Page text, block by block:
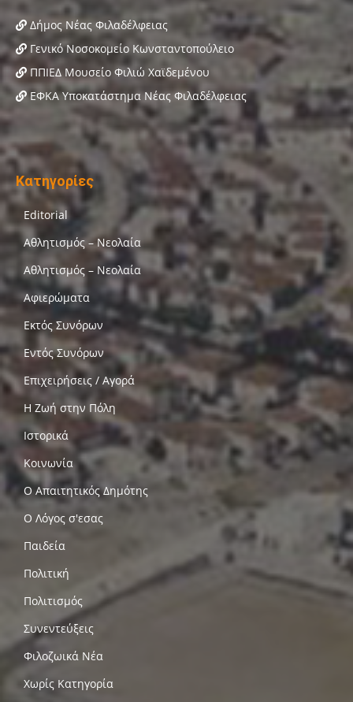
Δήμος Νέας Φιλαδέλφειας
Γενικό Νοσοκομείο Κωνσταντοπούλειο
ΠΠΙΕΔ Μουσείο Φιλιώ Χαϊδεμένου
ΕΦΚΑ Υποκατάστημα Νέας Φιλαδέλφειας
Κατηγορίες
Editorial
Αθλητισμός – Νεολαία
Αθλητισμός – Νεολαία
Αφιερώματα
Εκτός Συνόρων
Εντός Συνόρων
Επιχειρήσεις / Αγορά
Η Ζωή στην Πόλη
Ιστορικά
Κοινωνία
Ο Απαιτητικός Δημότης
Ο Λόγος σ'εσας
Παιδεία
Πολιτική
Πολιτισμός
Συνεντεύξεις
Φιλοζωικά Νέα
Χωρίς Κατηγορία